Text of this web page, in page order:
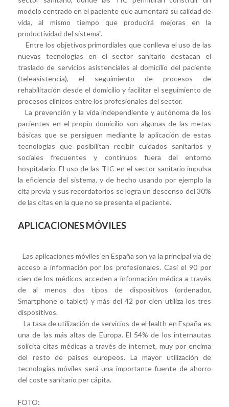
modelo centrado en el paciente que aumentará su calidad de
vida, al mismo tiempo que producirá mejoras en la
productividad del sistema".
Entre los objetivos primordiales que conlleva el uso de las
nuevas tecnologías en el sector sanitario destacan el
traslado de servicios asistenciales al domicilio del paciente
(teleasistencia), el seguimiento de procesos de
rehabilitación desde el domicilio y facilitar el seguimiento de
procesos clínicos entre los profesionales del sector.
La prevención y la vida independiente y autónoma de los
pacientes en el propio domicilio son algunas de las metas
básicas que se persiguen mediante la aplicación de estas
tecnologías que posibilitan recibir cuidados sanitarios y
sociales frecuentes y continuos fuera del entorno
hospitalario. El uso de las TIC en el sector sanitario impulsa
la eficiencia del sistema, y de hecho usando por ejemplo la
cita previa y sus recordatorios se logra un descenso del 30%
de las citas en la que no se presenta el paciente.
APLICACIONES MÓVILES
Las aplicaciones móviles en España son ya la principal vía de
acceso a información por los profesionales. Casi el 90 por
cien de los médicos acceden a información médica a través
de al menos dos tipos de dispositivos (ordenador,
Smartphone o tablet) y más del 42 por cien utiliza los tres
dispositivos.
La tasa de utilización de servicios de eHealth en España es
una de las más altas de Europa. El 54% de los internautas
solicita citas médicas a través de internet, muy por encima
del resto de países europeos. La mayor utilización de
tecnologías móviles será una importante fuente de ahorro
del coste sanitario per cápita.
FOTO: